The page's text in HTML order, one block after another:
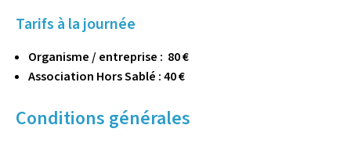
Tarifs à la journée
Organisme / entreprise : 80 €
Association Hors Sablé : 40 €
Conditions générales